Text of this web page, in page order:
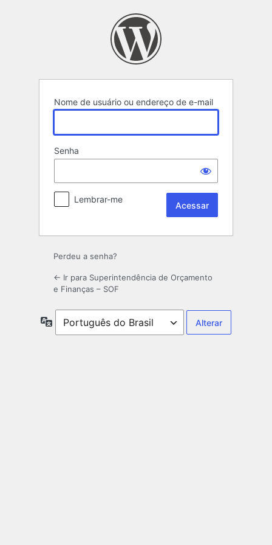
Nome de usuário ou endereço de e-mail
Senha
Lembrar-me
Perdeu a senha?
← Ir para Superintendência de Orçamento
e Finanças – SOF
Idioma